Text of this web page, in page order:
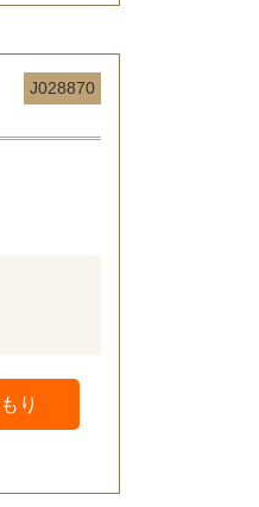
J028870
り